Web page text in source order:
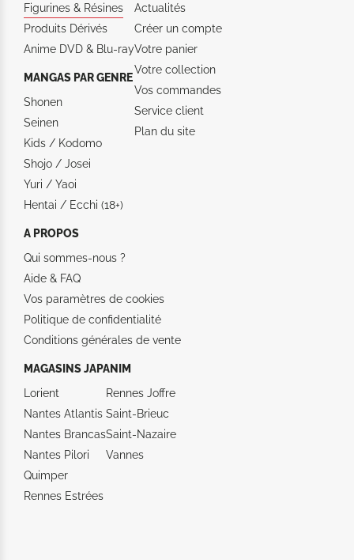
Figurines & Résines
Produits Dérivés
Anime DVD & Blu‑ray
MANGAS PAR GENRE
Shonen
Seinen
Kids / Kodomo
Shojo / Josei
Yuri / Yaoi
Hentai / Ecchi (18+)
Actualités
Créer un compte
Votre panier
Votre collection
Vos commandes
Service client
Plan du site
A PROPOS
Qui sommes-nous ?
Aide & FAQ
Vos paramètres de cookies
Politique de confidentialité
Conditions générales de vente
MAGASINS JAPANIM
Lorient
Nantes Atlantis
Nantes Brancas
Nantes Pilori
Quimper
Rennes Estrées
Rennes Joffre
Saint-Brieuc
Saint-Nazaire
Vannes